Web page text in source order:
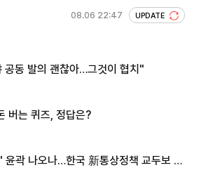
08.06 22:47 UPDATE
동 발의 괜찮아…그것이 협치"
버는 퀴즈, 정답은?
윤곽 나오나…한국 新통상정책 교두보 활